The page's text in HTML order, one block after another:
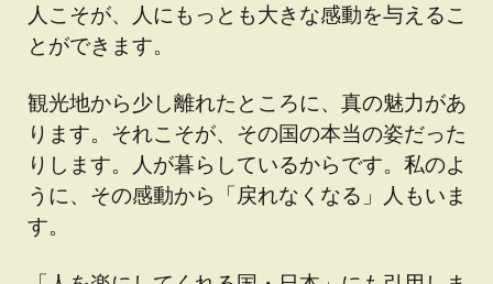
人こそが、人にもっとも大きな感動を与えるこ
とができます。
観光地から少し離れたところに、真の魅力があ
ります。それこそが、その国の本当の姿だった
りします。人が暮らしているからです。私のよ
うに、その感動から「戻れなくなる」人もいま
す。